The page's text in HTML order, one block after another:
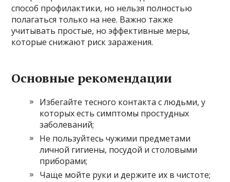
способ профилактики, но нельзя полностью
полагаться только на нее. Важно также
учитывать простые, но эффективные меры,
которые снижают риск заражения.
Основные рекомендации
Избегайте тесного контакта с людьми, у
которых есть симптомы простудных
заболеваний;
Не пользуйтесь чужими предметами
личной гигиены, посудой и столовыми
приборами;
Чаще мойте руки и держите их в чистоте;